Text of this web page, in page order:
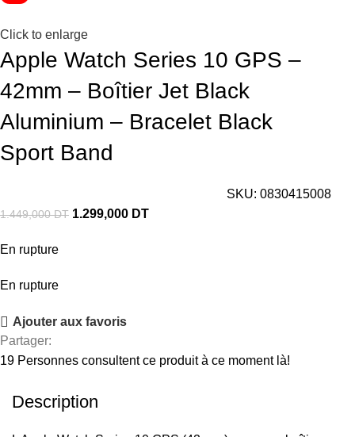
Click to enlarge
Apple Watch Series 10 GPS –
42mm – Boîtier Jet Black
Aluminium – Bracelet Black
Sport Band
SKU:0830415008
1.449,000DT 1.299,000 DT
En rupture
En rupture
Ajouter aux favoris
Partager:
19 Personnes consultent ce produit à ce moment là!
Description